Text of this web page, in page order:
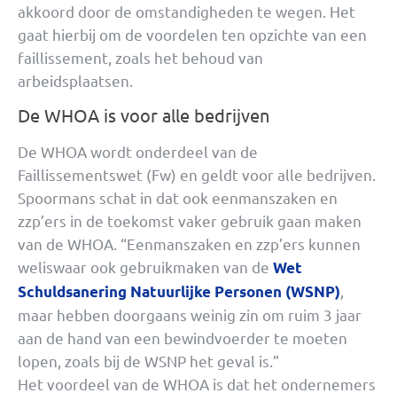
akkoord door de omstandigheden te wegen. Het
gaat hierbij om de voordelen ten opzichte van een
faillissement, zoals het behoud van
arbeidsplaatsen.
De WHOA is voor alle bedrijven
De WHOA wordt onderdeel van de
Faillissementswet (Fw) en geldt voor alle bedrijven.
Spoormans schat in dat ook eenmanszaken en
zzp’ers in de toekomst vaker gebruik gaan maken
van de WHOA. “Eenmanszaken en zzp’ers kunnen
weliswaar ook gebruikmaken van de Wet
Schuldsanering Natuurlijke Personen (WSNP),
maar hebben doorgaans weinig zin om ruim 3 jaar
aan de hand van een bewindvoerder te moeten
lopen, zoals bij de WSNP het geval is.”
Het voordeel van de WHOA is dat het ondernemers